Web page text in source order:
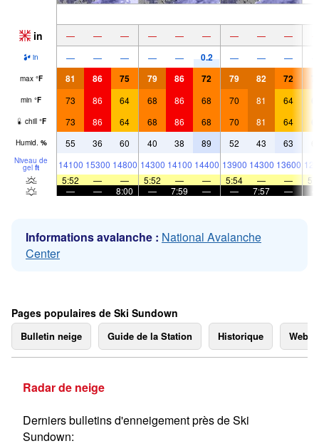
in — — — — — — — — —
in — — — — — 0.2 — — —
max °F 81 86 75 79 86 72 79 82 72
min °F 73 86 64 68 86 68 70 81 64
chill °F 73 86 64 68 86 68 70 81 64
Humid. % 55 36 60 40 38 89 52 43 63
Niveau de
gel ft 14100 15300 14800 14300 14100 14400 13900 14300 13600
5:52
— — 5:52 — — 5:54 — —
—
— 8:00 — 7:59 — — 7:57 —
Informations avalanche : National Avalanche
Center
Pages populaires de Ski Sundown
Bulletin neige Guide de la Station Historique
Radar de neige
Derniers bulletins d'enneigement près de Ski
Sundown: